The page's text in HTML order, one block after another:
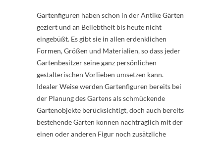
Gartenfiguren haben schon in der Antike Gärten
geziert und an Beliebtheit bis heute nicht
eingebüßt. Es gibt sie in allen erdenklichen
Formen, Größen und Materialien, so dass jeder
Gartenbesitzer seine ganz persönlichen
gestalterischen Vorlieben umsetzen kann.
Idealer Weise werden Gartenfiguren bereits bei
der Planung des Gartens als schmückende
Gartenobjekte berücksichtigt, doch auch bereits
bestehende Gärten können nachträglich mit der
einen oder anderen Figur noch zusätzliche